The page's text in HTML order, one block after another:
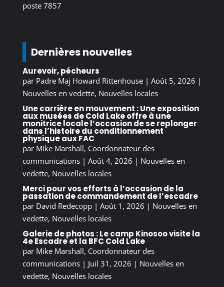
poste 7857
Dernières nouvelles
Aurevoir, pécheurs
par Padre Maj Howard Rittenhouse| Août 5, 2026 |
Nouvelles en vedette, Nouvelles locales
Une carrière en mouvement : Une exposition
aux musées de Cold Lake offre à une
monitrice locale l’occasion de se replonger
dans l’histoire du conditionnement
physique aux FAC
par Mike Marshall, Coordonnateur des
communications| Août 4, 2026 | Nouvelles en
vedette, Nouvelles locales
Merci pour vos efforts à l’occasion de la
passation de commandement de l’escadre
par David Redecopp| Août 1, 2026 | Nouvelles en
vedette, Nouvelles locales
Galerie de photos : Le camp Kinosoo visite la
4e Escadre et la BFC Cold Lake
par Mike Marshall, Coordonnateur des
communications| Juil 31, 2026 | Nouvelles en
vedette, Nouvelles locales